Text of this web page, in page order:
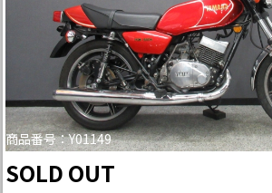
商品番号：Y01149
SOLD OUT